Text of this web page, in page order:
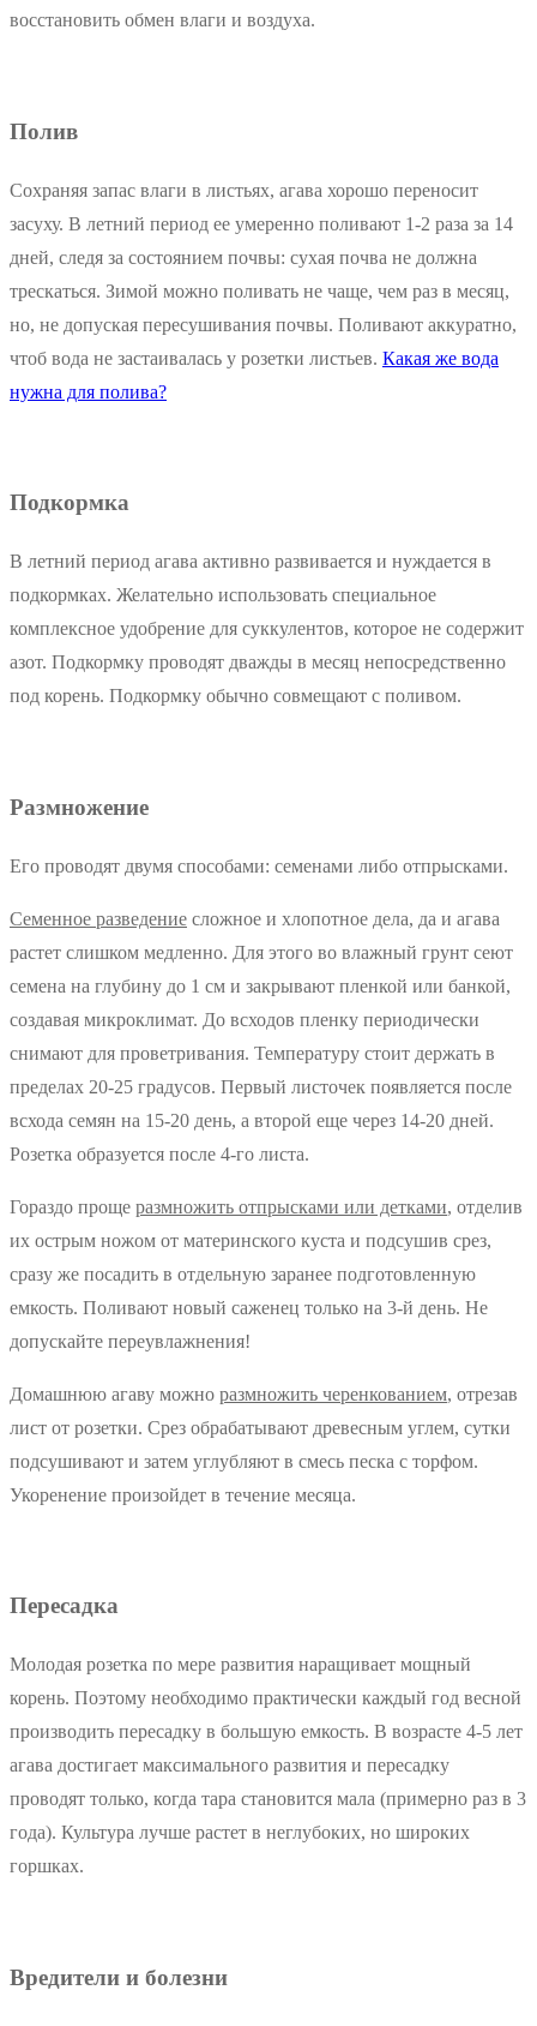
восстановить обмен влаги и воздуха.
Полив
Сохраняя запас влаги в листьях, агава хорошо переносит
засуху. В летний период ее умеренно поливают 1-2 раза за 14
дней, следя за состоянием почвы: сухая почва не должна
трескаться. Зимой можно поливать не чаще, чем раз в месяц,
но, не допуская пересушивания почвы. Поливают аккуратно,
чтоб вода не застаивалась у розетки листьев. Какая же вода
нужна для полива?
Подкормка
В летний период агава активно развивается и нуждается в
подкормках. Желательно использовать специальное
комплексное удобрение для суккулентов, которое не содержит
азот. Подкормку проводят дважды в месяц непосредственно
под корень. Подкормку обычно совмещают с поливом.
Размножение
Его проводят двумя способами: семенами либо отпрысками.
Семенное разведение сложное и хлопотное дела, да и агава
растет слишком медленно. Для этого во влажный грунт сеют
семена на глубину до 1 см и закрывают пленкой или банкой,
создавая микроклимат. До всходов пленку периодически
снимают для проветривания. Температуру стоит держать в
пределах 20-25 градусов. Первый листочек появляется после
всхода семян на 15-20 день, а второй еще через 14-20 дней.
Розетка образуется после 4-го листа.
Гораздо проще размножить отпрысками или детками, отделив
их острым ножом от материнского куста и подсушив срез,
сразу же посадить в отдельную заранее подготовленную
емкость. Поливают новый саженец только на 3-й день. Не
допускайте переувлажнения!
Домашнюю агаву можно размножить черенкованием, отрезав
лист от розетки. Срез обрабатывают древесным углем, сутки
подсушивают и затем углубляют в смесь песка с торфом.
Укоренение произойдет в течение месяца.
Пересадка
Молодая розетка по мере развития наращивает мощный
корень. Поэтому необходимо практически каждый год весной
производить пересадку в большую емкость. В возрасте 4-5 лет
агава достигает максимального развития и пересадку
проводят только, когда тара становится мала (примерно раз в 3
года). Культура лучше растет в неглубоких, но широких
горшках.
Вредители и болезни